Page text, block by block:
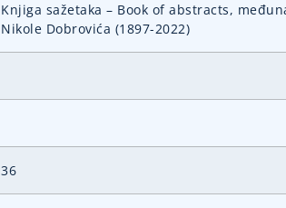
Knjiga sažetaka – Book of abstracts,
Nikole Dobrovića (1897-2022)
36